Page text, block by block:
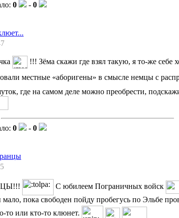
0 - 0
!!! Зёма скажи где взял такую, я то-же себе
местные «аборигены» в смысле немцы с
где на самом деле можно преобрести,
0 - 0
С юбилеем Пограничных войск
пока свободен пойду пробегусь по Эльбе
то или кто-то клюнет.